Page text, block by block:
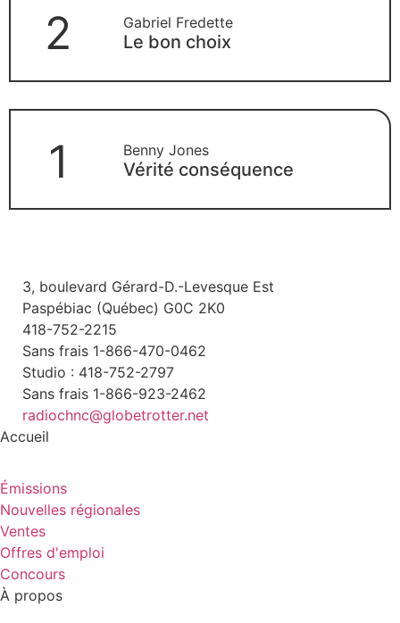
2 Gabriel Fredette
Le bon choix
1 Benny Jones
Vérité conséquence
3, boulevard Gérard-D.-Levesque Est
Paspébiac (Québec) G0C 2K0
418-752-2215
Sans frais 1-866-470-0462
Studio : 418-752-2797
Sans frais 1-866-923-2462
radiochnc@globetrotter.net
Accueil
Émissions
Nouvelles régionales
Ventes
Offres d'emploi
Concours
À propos